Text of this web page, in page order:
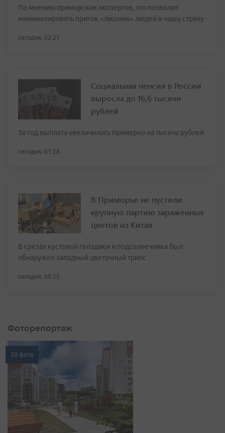
По мнению приморских экспертов, это позволит
минимизировать приток «лишних» людей в нашу страну
сегодня, 02:21
Социальная пенсия в России
выросла до 16,6 тысячи
рублей
За год выплата увеличилась примерно на тысячу рублей
сегодня, 01:28
В Приморье не пустили
крупную партию зараженных
цветов из Китая
В срезах кустовой гвоздики и подсолнечника был
обнаружен западный цветочный трипс
сегодня, 00:25
Фоторепортаж
20 фото